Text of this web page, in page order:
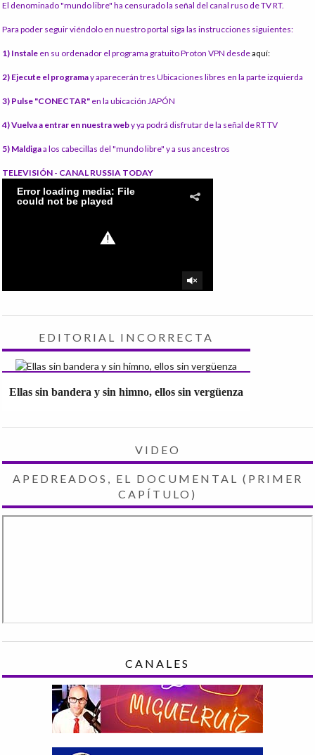
El denominado "mundo libre" ha censurado la señal del canal ruso de TV RT.
Para poder seguir viéndolo en nuestro portal siga las instrucciones siguientes:
1) Instale en su ordenador el programa gratuito Proton VPN desdeaquí:
2) Ejecute el programay aparecerán tres Ubicaciones libres en la parte izquierda
3) Pulse "CONECTAR" en la ubicación JAPÓN
4) Vuelva a entrar en nuestra weby ya podrá disfrutar de la señal de RT TV
5) Maldigaa los cabecillas del "mundo libre" y a sus ancestros
TELEVISIÓN - CANAL RUSSIA TODAY
EDITORIAL INCORRECTA
Ellas sin bandera y sin himno, ellos sin vergüenza
VIDEO
APEDREADOS, EL DOCUMENTAL (PRIMER
CAPÍTULO)
CANALES